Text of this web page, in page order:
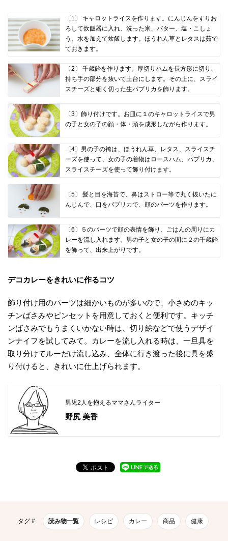
〔1〕 キャロットライスを作ります。にんじんをすりお
ろして炊飯器に入れ、洗った米、バター、塩・こしょ
う、水を加えて炊飯します。ほうれん草とレタスは茹で
ておきます。
〔2〕 千歳飴を作ります。厚切りハムを長方形に切り、
持ち手の部分を抜いて土台にします。その上に、スライ
スチーズと細く切った生パプリカを飾ります。
〔3〕飾り付けです。お皿に１のキャロットライスで男
の子と女の子の顔・体・頭を成形しながら作ります。
〔4〕男の子の袴は、ほうれん草、レタス、スライスチ
ーズを使って、女の子の着物はロースハム、パプリカ、
スライスチーズを使って飾り付けます。
〔5〕 髪と目を海苔で、鼻はストロー等で丸く抜いたに
んじんで、口をパプリカで、顔のパーツを作ります。
〔6〕５のパーツで顔の表情を飾り、ごはんの周りにカ
レーを流し入れます。男の子と女の子の間に２の千歳飴
を飾って、出来上がりです。
デコカレーをきれいに作るコツ
飾り付け用のパーツは細かいものが多いので、小さめのキッ
チンばさみやピンセットを用意しておくと便利です。キッチ
ンばさみでもうまくいかない時は、切り絵などで使うデザイ
ンナイフを試してみて。カレーを流し入れる時は、一旦具を
取り分けてルーだけ流し込み、全体に行き渡った後に具を盛
り付けると、きれいに仕上げられます。
男児2人を抱えるママさんライター
野尻 美香
タグ # 読み物一覧 レシピ カレー 商品 健康